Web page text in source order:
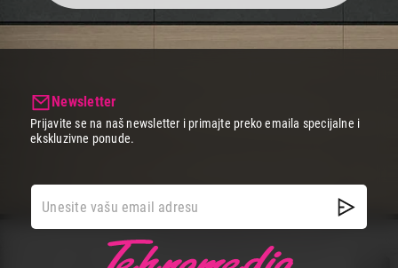
Newsletter
Prijavite se na naš newsletter i primajte preko emaila specijalne i
ekskluzivne ponude.